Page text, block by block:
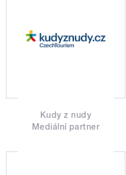
Kudy z nudy
Mediální partner